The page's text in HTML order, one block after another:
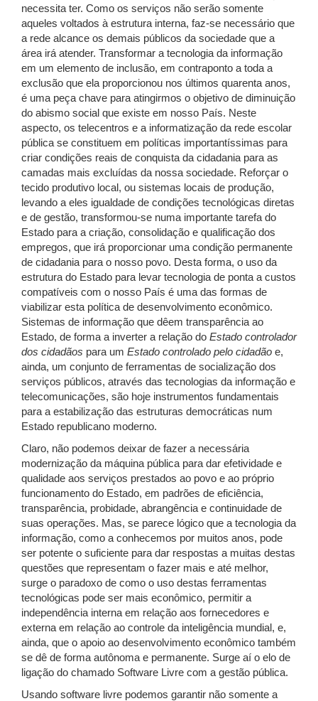
necessita ter. Como os serviços não serão somente
aqueles voltados à estrutura interna, faz-se necessário que
a rede alcance os demais públicos da sociedade que a
área irá atender. Transformar a tecnologia da informação
em um elemento de inclusão, em contraponto a toda a
exclusão que ela proporcionou nos últimos quarenta anos,
é uma peça chave para atingirmos o objetivo de diminuição
do abismo social que existe em nosso País. Neste
aspecto, os telecentros e a informatização da rede escolar
pública se constituem em políticas importantíssimas para
criar condições reais de conquista da cidadania para as
camadas mais excluídas da nossa sociedade. Reforçar o
tecido produtivo local, ou sistemas locais de produção,
levando a eles igualdade de condições tecnológicas diretas
e de gestão, transformou-se numa importante tarefa do
Estado para a criação, consolidação e qualificação dos
empregos, que irá proporcionar uma condição permanente
de cidadania para o nosso povo. Desta forma, o uso da
estrutura do Estado para levar tecnologia de ponta a custos
compatíveis com o nosso País é uma das formas de
viabilizar esta política de desenvolvimento econômico.
Sistemas de informação que dêem transparência ao
Estado, de forma a inverter a relação do Estado controlador
dos cidadãos para um Estado controlado pelo cidadão e,
ainda, um conjunto de ferramentas de socialização dos
serviços públicos, através das tecnologias da informação e
telecomunicações, são hoje instrumentos fundamentais
para a estabilização das estruturas democráticas num
Estado republicano moderno.
Claro, não podemos deixar de fazer a necessária
modernização da máquina pública para dar efetividade e
qualidade aos serviços prestados ao povo e ao próprio
funcionamento do Estado, em padrões de eficiência,
transparência, probidade, abrangência e continuidade de
suas operações. Mas, se parece lógico que a tecnologia da
informação, como a conhecemos por muitos anos, pode
ser potente o suficiente para dar respostas a muitas destas
questões que representam o fazer mais e até melhor,
surge o paradoxo de como o uso destas ferramentas
tecnológicas pode ser mais econômico, permitir a
independência interna em relação aos fornecedores e
externa em relação ao controle da inteligência mundial, e,
ainda, que o apoio ao desenvolvimento econômico também
se dê de forma autônoma e permanente. Surge aí o elo de
ligação do chamado Software Livre com a gestão pública.
Usando software livre podemos garantir não somente a